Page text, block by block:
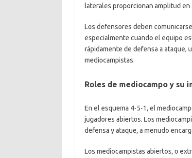
laterales proporcionan amplitud en
Los defensores deben
especialmente cuando el equipo
rápidamente de defensa a ataque,
mediocampistas.
Roles de mediocampo y su
En el esquema 4-5-1, el
jugadores abiertos. Los
defensa y ataque, a menudo
Los mediocampistas abiertos, o